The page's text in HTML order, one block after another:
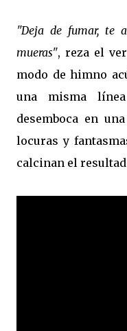
"Deja de fumar, te
mueras", reza el
modo de himno
una misma
desemboca en
locuras y
calcinan el